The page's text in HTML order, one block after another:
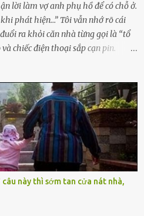
lời làm vợ anh phụ hồ để có chỗ ở.
phát hiện…” Tôi vẫn nhớ rõ cái
ra khỏi căn nhà từng gọi là “tổ
chiếc điện thoại sắp cạn pin.
nuôi một cái thân bất tài chỉ biết
mạnh cánh cửa trước mặt tôi.
như một bản án lạnh lùng. Tôi
biết đi đâu, về đâu. Bố mẹ tôi
Họ hàng cũng thưa thớt, chẳng
cho tôi tá túc. Bạn bè? Ai cũng
Tôi đã từng đặt cược cả thanh
tôi chỉ còn lại chính mình. Tôi lên
khỏi thành phố và nỗi đau. Tôi v...
này thì sớm tan cửa nát nhà,